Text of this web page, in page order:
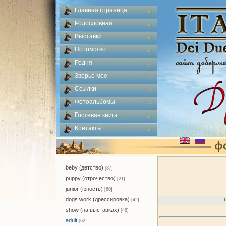
Главная страница
Родословная
Выставки
Потомство
Родня
Зверье мое
Ссылки
Фотоальбомы
Гостевая книга
Контакты
beby (детство) [37]
puppy (отрочество) [21]
junior (юность) [60]
dogs work (дрессировка) [42]
show (на выставках) [48]
adult [62]